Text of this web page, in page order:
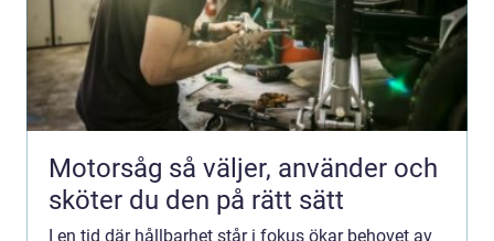
Motorsåg så väljer, använder och
sköter du den på rätt sätt
I en tid där hållbarhet står i fokus ökar behovet av